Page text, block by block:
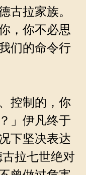
古拉家族。
，你不必思
们的命令行
控制的，你
」伊凡终于
下坚决表达
拉七世绝对